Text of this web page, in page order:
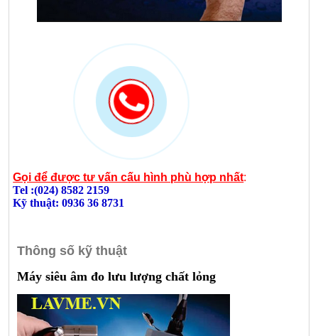
Gọi để được tư vấn cấu hình phù hợp nhất:
Tel :(024) 8582 2159
Kỹ thuật: 0936 36 8731
Thông số kỹ thuật
Máy siêu âm đo lưu lượng chất lỏng